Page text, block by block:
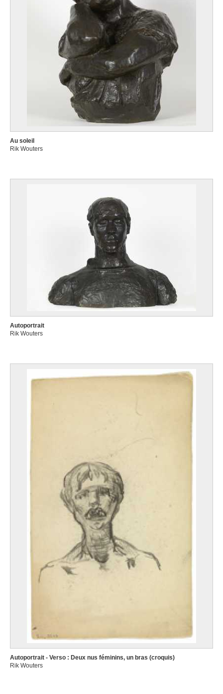
Au soleil
Rik Wouters
Autoportrait
Rik Wouters
Autoportrait - Verso : Deux nus féminins, un bras (croquis)
Rik Wouters